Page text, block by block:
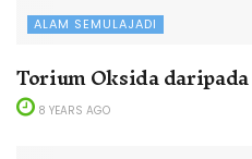
ALAM SEMULAJADI
Torium Oksida
8 YEARS AGO